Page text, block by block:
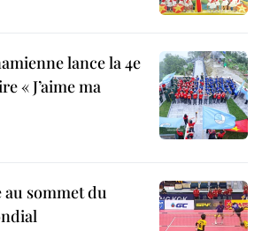
lance la 4e
« J’aime ma
sommet du